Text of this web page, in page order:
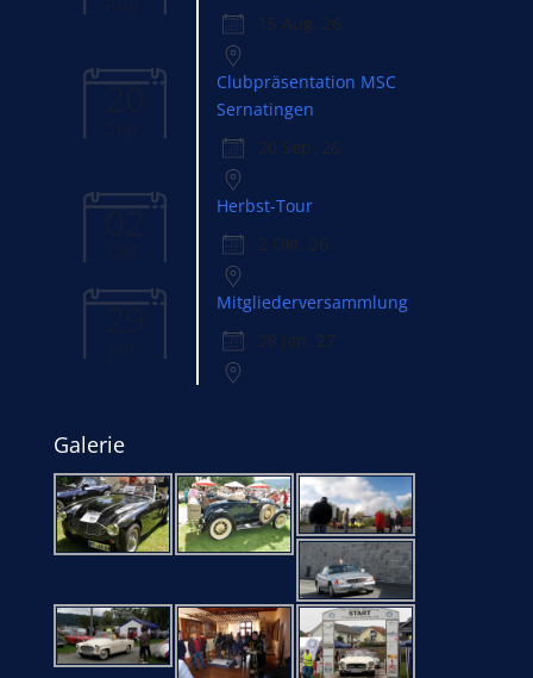
15 Aug. 26
20
Clubpräsentation MSC
Sernatingen
20 Sep. 26
02
Herbst-Tour
2 Okt. 26
29
Mitgliederversammlung
29 Jan. 27
Galerie